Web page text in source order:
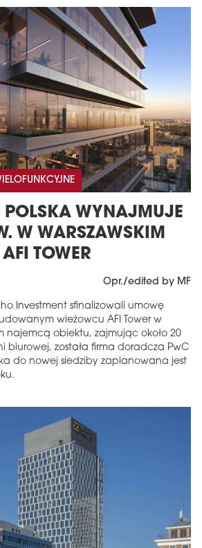
POLSKA WYNAJMUJE
W WARSZAWSKIM
TOWER
Opr./edited by MF
Investment sfinalizowali umowę
wieżowcu AFI Tower w
najemcą obiektu, zajmując około 20
biurowej, została firma doradcza PwC
do nowej siedziby zaplanowana jest